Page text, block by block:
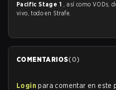
Pacific Stage 1 , así como VODs,
vivo, todo en Strafe.
COMENTARIOS(0)
Login para comentar en este